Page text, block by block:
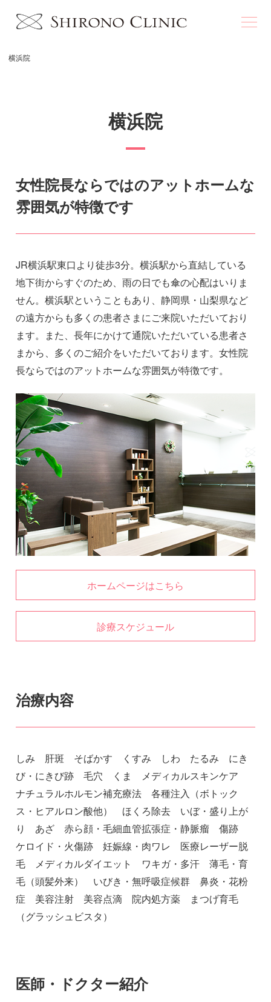
横浜院
横浜院
女性院長ならではのアットホームな
雰囲気が特徴です
JR横浜駅東口より徒歩3分。横浜駅から直結している
地下街からすぐのため、雨の日でも傘の心配はいりま
せん。横浜駅ということもあり、静岡県・山梨県など
の遠方からも多くの患者さまにご来院いただいており
ます。また、長年にかけて通院いただいている患者さ
まから、多くのご紹介をいただいております。女性院
長ならではのアットホームな雰囲気が特徴です。
ホームページはこちら
診療スケジュール
治療内容
しみ 肝斑 そばかす くすみ しわ たるみ にき
び・にきび跡 毛穴 くま メディカルスキンケア
ナチュラルホルモン補充療法 各種注入（ボトック
ス・ヒアルロン酸他） ほくろ除去 いぼ・盛り上が
り あざ 赤ら顔・毛細血管拡張症・静脈瘤 傷跡
ケロイド・火傷跡 妊娠線・肉ワレ 医療レーザー脱
毛 メディカルダイエット ワキガ・多汗 薄毛・育
毛（頭髪外来） いびき・無呼吸症候群 鼻炎・花粉
症 美容注射 美容点滴 院内処方薬 まつげ育毛
（グラッシュビスタ）
医師・ドクター紹介